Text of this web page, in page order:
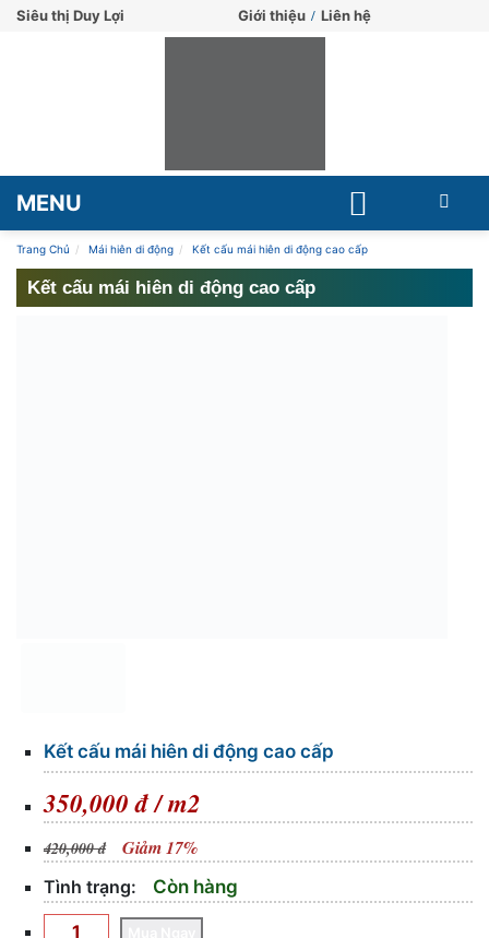
Siêu thị Duy Lợi Giới thiệu Liên hệ
MENU
Trang Chủ Mái hiên di động Kết cấu mái hiên di động cao cấp
Kết cấu mái hiên di động cao cấp
Kết cấu mái hiên di động cao cấp
350,000 đ / m2
420,000 đ Giảm 17%
Tình trạng: Còn hàng